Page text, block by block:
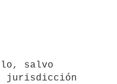
jurisdicción